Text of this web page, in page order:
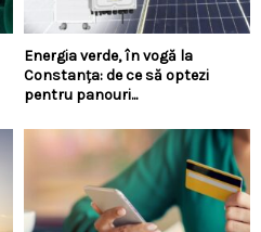
Energia verde, în vogă la
Constanța: de ce să optezi
pentru panouri...